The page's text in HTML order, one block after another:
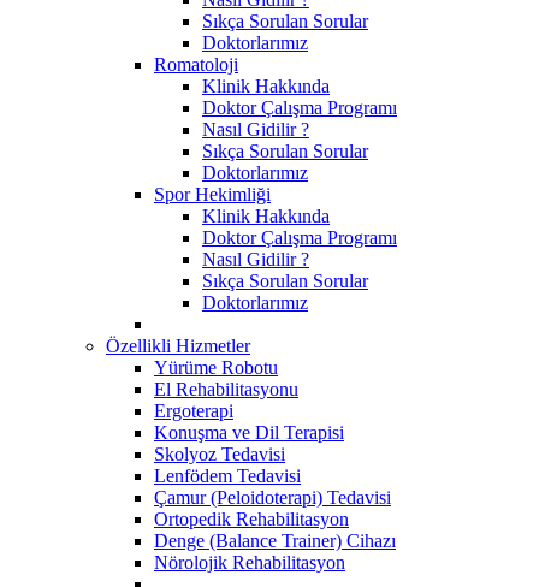
Sıkça Sorulan Sorular
Doktorlarımız
Romatoloji
Klinik Hakkında
Doktor Çalışma Programı
Nasıl Gidilir ?
Sıkça Sorulan Sorular
Doktorlarımız
Spor Hekimliği
Klinik Hakkında
Doktor Çalışma Programı
Nasıl Gidilir ?
Sıkça Sorulan Sorular
Doktorlarımız
Özellikli Hizmetler
Yürüme Robotu
El Rehabilitasyonu
Ergoterapi
Konuşma ve Dil Terapisi
Skolyoz Tedavisi
Lenfödem Tedavisi
Çamur (Peloidoterapi) Tedavisi
Ortopedik Rehabilitasyon
Denge (Balance Trainer) Cihazı
Nörolojik Rehabilitasyon